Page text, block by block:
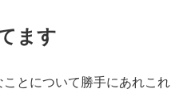
ます
とについて勝手にあれこれ